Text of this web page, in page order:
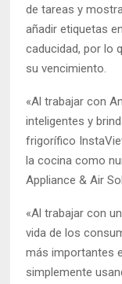
de tareas y
añadir etiquetas
caducidad, por lo
su vencimiento.
«Al trabajar con
inteligentes y
frigorífico
la cocina como
Appliance & Air
«Al trabajar con
vida de los
más importantes
simplemente